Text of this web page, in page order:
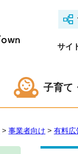
サイ
子育て
> 事業者向け > 有料広